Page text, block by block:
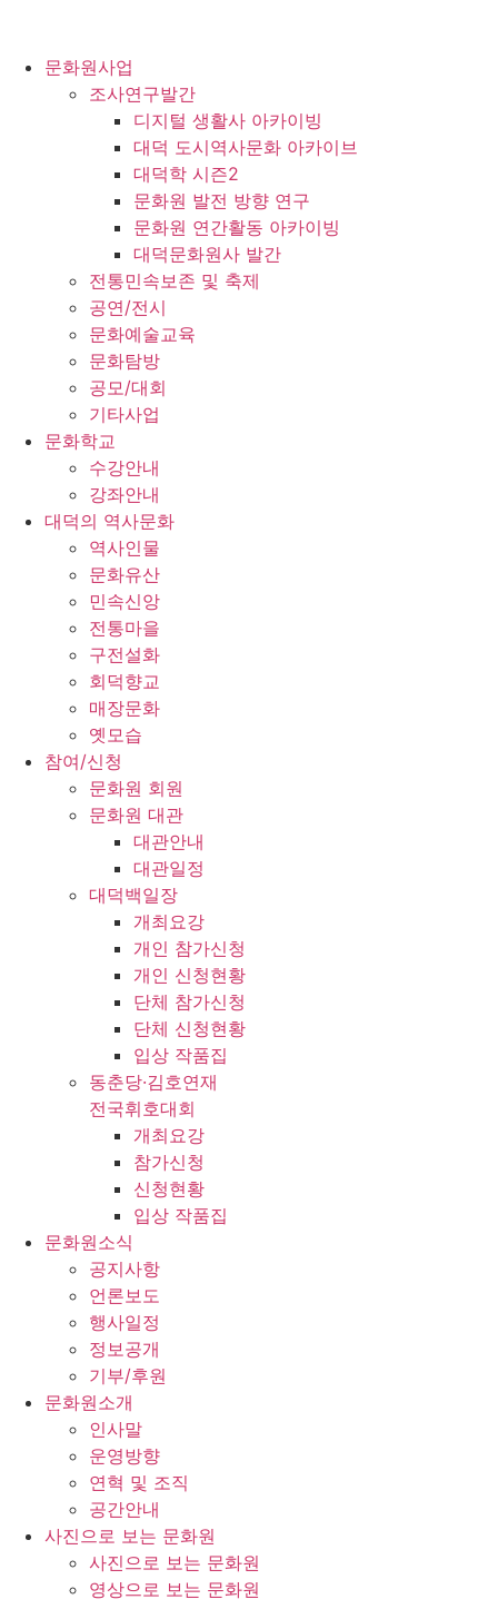
문화원사업
조사연구발간
디지털 생활사 아카이빙
대덕 도시역사문화 아카이브
대덕학 시즌2
문화원 발전 방향 연구
문화원 연간활동 아카이빙
대덕문화원사 발간
전통민속보존 및 축제
공연/전시
문화예술교육
문화탐방
공모/대회
기타사업
문화학교
수강안내
강좌안내
대덕의 역사문화
역사인물
문화유산
민속신앙
전통마을
구전설화
회덕향교
매장문화
옛모습
참여/신청
문화원 회원
문화원 대관
대관안내
대관일정
대덕백일장
개최요강
개인 참가신청
개인 신청현황
단체 참가신청
단체 신청현황
입상 작품집
동춘당·김호연재
전국휘호대회
개최요강
참가신청
신청현황
입상 작품집
문화원소식
공지사항
언론보도
행사일정
정보공개
기부/후원
문화원소개
인사말
운영방향
연혁 및 조직
공간안내
사진으로 보는 문화원
사진으로 보는 문화원
영상으로 보는 문화원